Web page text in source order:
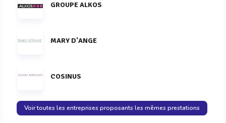
GROUPE ALKOS
MARY D'ANGE
COSINUS
Voir toutes les entreprises proposants les mêmes prestations